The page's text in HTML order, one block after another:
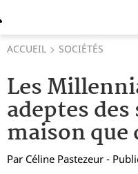
ACCUEIL SOCIÉTÉS
Les
adeptes
maison que
Par Céline Pastezeur -